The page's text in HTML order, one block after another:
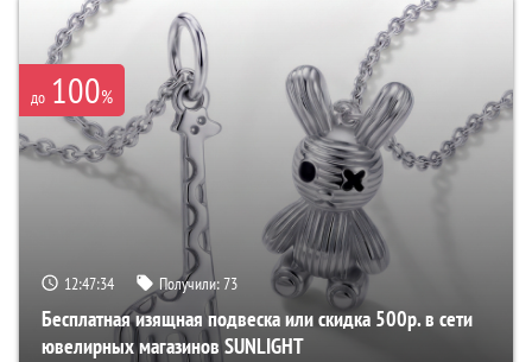
до 100%
12:47:33 Получили:73
Бесплатная изящная подвеска или скидка 500р. в сети
ювелирных магазинов SUNLIGHT